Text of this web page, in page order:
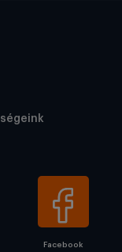
Facebook